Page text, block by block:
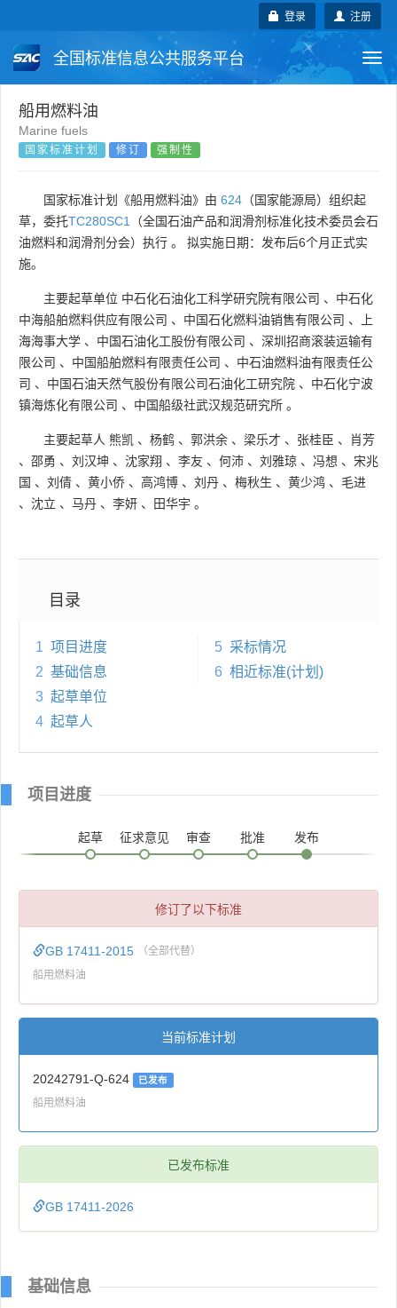
注册
登录
全国标准信息公共服务平台
国家标准
团体标准 企业标准
国外标准 技术委员会
船用燃料油
Marine fuels
国家标准计划 修订 强制性
国家标准计划《船用燃料油》由 624 （国家能源局）组织起
草，委托TC280SC1
（全国石油产品和润滑剂标准化技术委员会石
油燃料和润滑剂分会）执行 。 拟实施日期：发布后6个月正式实
施。
主要起草单位 中石化石油化工科学研究院有限公司 、 中石化
中海船舶燃料供应有限公司 、 中国石化燃料油销售有限公司 、
上
海海事大学 、 中国石油化工股份有限公司 、 深圳招商滚装运输有
限公司 、 中国船舶燃料有限责任公司 、 中石油燃料油有限责任公
司 、 中国石油天然气股份有限公司石油化工研究院 、 中石化宁波
镇海炼化有限公司 、 中国船级社武汉规范研究所 。
主要起草人 熊凯 、 杨鹤 、 郭洪余 、 梁乐才 、 张桂臣 、
肖芳
、 邵勇 、 刘汉坤 、 沈家翔 、 李友 、 何沛 、 刘雅琼 、 冯想 、 宋兆
国 、 刘倩 、 黄小侨 、 高鸿博 、 刘丹 、 梅秋生 、 黄少鸿 、 毛进
、 沈立 、 马丹 、 李妍 、 田华宇 。
目录
1 项目进度
2 基础信息
3 起草单位
4 起草人
5 采标情况
6 相近标准(计划)
项目进度
起草 征求意见 审查 批准 发布
修订了以下标准
GB 17411-2015 （全部代替）
船用燃料油
当前标准计划
20242791-Q-624 已发布
船用燃料油
已发布标准
GB 17411-2026
基础信息